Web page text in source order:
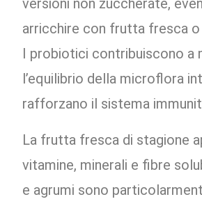
versioni non zuccherate,
arricchire con frutta fresca
I probiotici contribuiscono a
l’equilibrio della microflora
rafforzano il sistema
La frutta fresca di stagione
vitamine, minerali e fibre
e agrumi sono